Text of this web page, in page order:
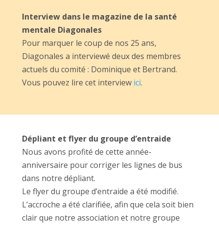
Interview dans le magazine de la santé
mentale Diagonales
Pour marquer le coup de nos 25 ans,
Diagonales a interviewé deux des membres
actuels du comité : Dominique et Bertrand.
Vous pouvez lire cet interview ici.
Dépliant et flyer du groupe d’entraide
Nous avons profité de cette année-
anniversaire pour corriger les lignes de bus
dans notre dépliant.
Le flyer du groupe d’entraide a été modifié.
L’accroche a été clarifiée, afin que cela soit bien
clair que notre association et notre groupe